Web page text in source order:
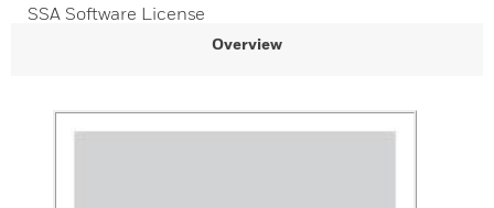
SSA Software License
Overview